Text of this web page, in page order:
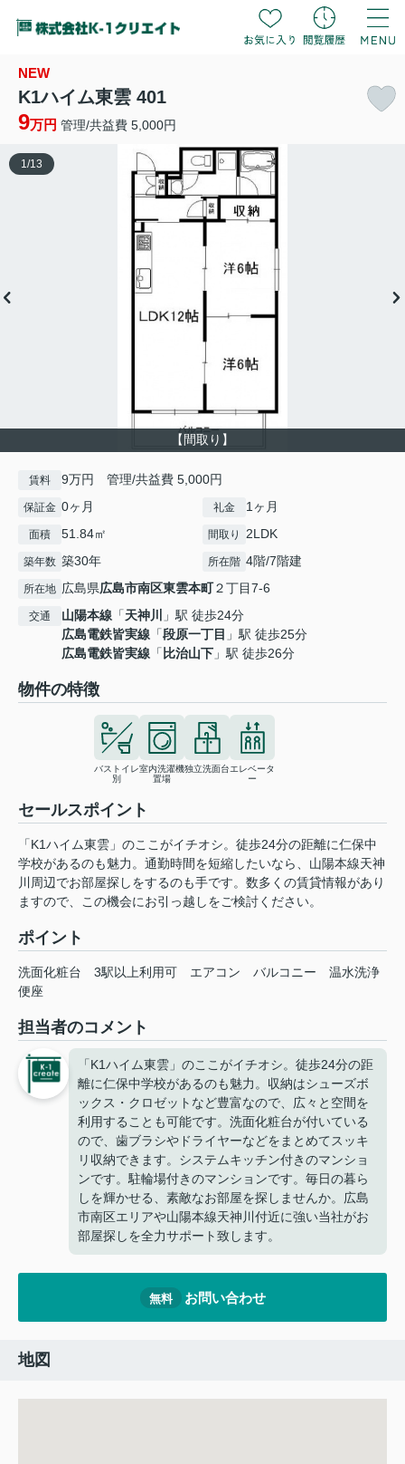
NEW
K1ハイム東雲 401
9万円 管理/共益費 5,000円
【間取り】
1 /13
賃料 9万円 管理/共益費 5,000円
保証金 0ヶ月 礼金 1ヶ月
面積 51.84㎡ 間取り 2LDK
築年数 築30年 所在階 4階/7階建
所在地 広島県広島市南区東雲本町２丁目7-6
交通 山陽本線 「天神川
」駅 徒歩24分
広島電鉄皆実線 「段原一丁目 」駅 徒歩25分
広島電鉄皆実線 「 比治山下 」駅 徒歩26分
物件の特徴
バストイレ
別
室内洗濯機
置場
独立洗面台エレベータ
ー
セールスポイント
「K1ハイム東雲」のここがイチオシ。徒歩24分の距離に仁保中
学校があるのも魅力。通勤時間を短縮したいなら、山陽本線天神
川周辺でお部屋探しをするのも手です。数多くの賃貸情報があり
ますので、この機会にお引っ越しをご検討ください。
ポイント
洗面化粧台 3駅以上利用可 エアコン バルコニー
温水洗浄
便座
担当者のコメント
「K1ハイム東雲」のここがイチオシ。徒歩24分の距
離に仁保中学校があるのも魅力。収納はシューズボ
ックス・クロゼットなど豊富なので、広々と空間を
利用することも可能です。洗面化粧台が付いている
ので、歯ブラシやドライヤーなどをまとめてスッキ
リ収納できます。システムキッチン付きのマンショ
ンです。駐輪場付きのマンションです。毎日の暮ら
しを輝かせる、素敵なお部屋を探しませんか。広島
市南区エリアや山陽本線天神川付近に強い当社がお
部屋探しを全力サポート致します。
無料 お問い合わせ
地図